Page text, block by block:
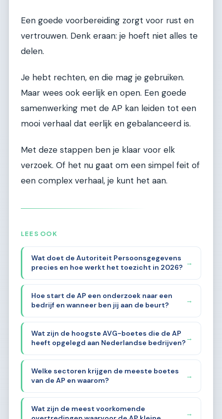
Een goede voorbereiding zorgt voor rust en
vertrouwen. Denk eraan: je hoeft niet alles te
delen.
Je hebt rechten, en die mag je gebruiken.
Maar wees ook eerlijk en open. Een goede
samenwerking met de AP kan leiden tot een
mooi verhaal dat eerlijk en gebalanceerd is.
Met deze stappen ben je klaar voor elk
verzoek. Of het nu gaat om een simpel feit of
een complex verhaal, je kunt het aan.
LEES OOK
Wat doet de Autoriteit Persoonsgegevens
precies en hoe werkt het toezicht in 2026?
→
Hoe start de AP een onderzoek naar een
bedrijf en wanneer ben jij aan de beurt?
→
Wat zijn de hoogste AVG-boetes die de AP
heeft opgelegd aan Nederlandse bedrijven?
→
Welke sectoren krijgen de meeste boetes
van de AP en waarom?
→
Wat zijn de meest voorkomende
→